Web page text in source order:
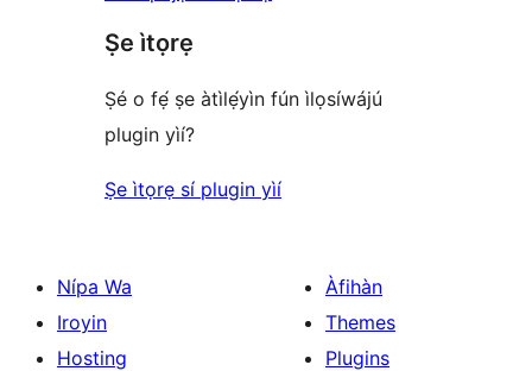
Ṣe ìtọrẹ
Ṣé o fẹ́ ṣe àtìlẹ́yìn fún ìlọsíwájú
plugin yìí?
Ṣe ìtọrẹ sí plugin yìí
Nípa Wa
Iroyin
Hosting
Àfihàn
Themes
Plugins